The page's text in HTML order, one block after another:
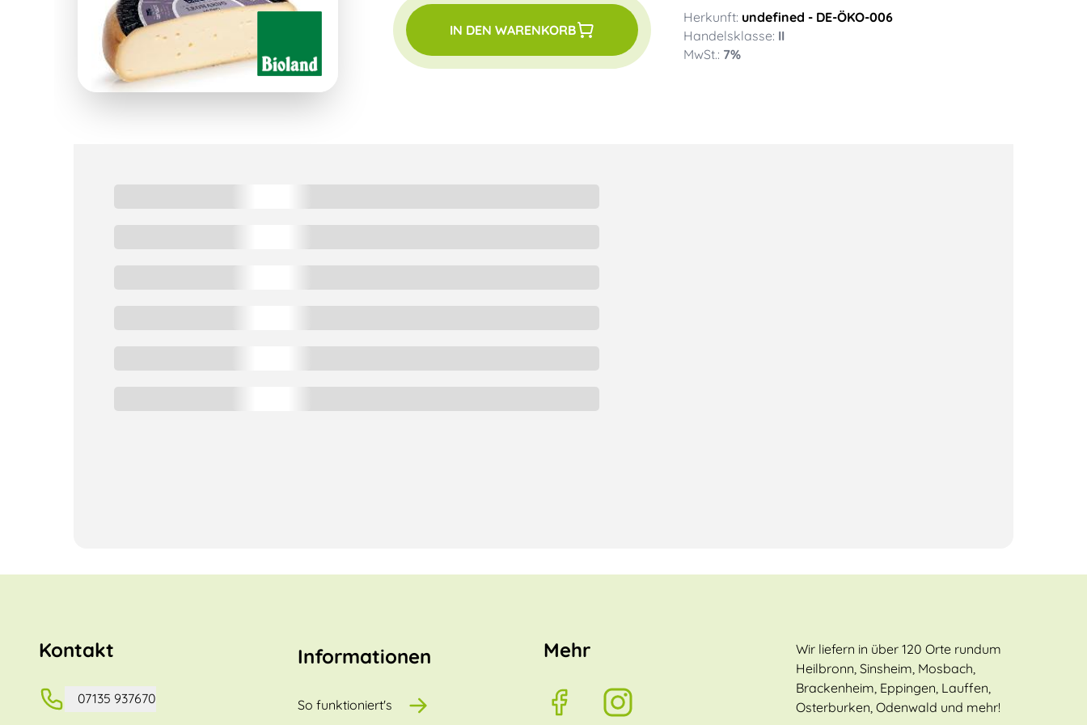
Herkunft: undefined - DE-ÖKO-006
Handelsklasse: II
MwSt.: 7%
IN DEN WARENKORB
Kontakt
07135 937670
Informationen
So funktioniert's
Mehr
Wir liefern in über 120 Orte rundum
Heilbronn, Sinsheim, Mosbach,
Brackenheim, Eppingen, Lauffen,
Osterburken, Odenwald und mehr!